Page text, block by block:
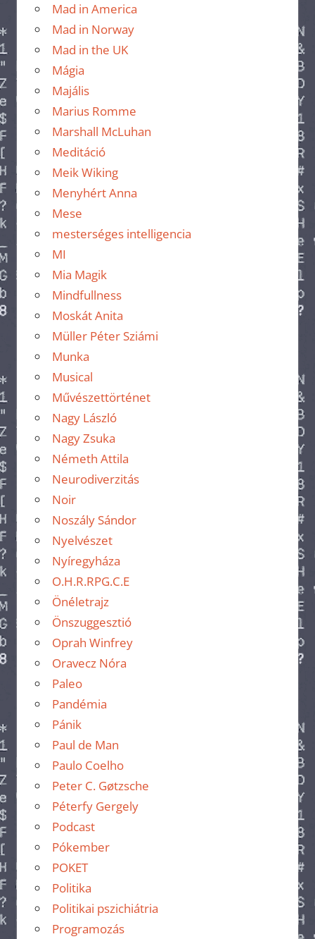
Mad in America
Mad in Norway
Mad in the UK
Mágia
Majális
Marius Romme
Marshall McLuhan
Meditáció
Meik Wiking
Menyhért Anna
Mese
mesterséges intelligencia
MI
Mia Magik
Mindfullness
Moskát Anita
Müller Péter Sziámi
Munka
Musical
Művészettörténet
Nagy László
Nagy Zsuka
Németh Attila
Neurodiverzitás
Noir
Noszály Sándor
Nyelvészet
Nyíregyháza
O.H.R.RPG.C.E
Önéletrajz
Önszuggesztió
Oprah Winfrey
Oravecz Nóra
Paleo
Pandémia
Pánik
Paul de Man
Paulo Coelho
Peter C. Gøtzsche
Péterfy Gergely
Podcast
Pókember
POKET
Politika
Politikai pszichiátria
Programozás